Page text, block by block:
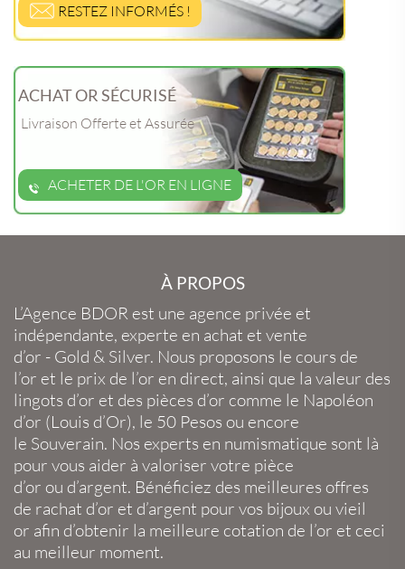
RESTEZ INFORMÉS !
ACHAT OR SÉCURISÉ
Livraison Offerte et Assurée
ACHETER DE L'OR EN LIGNE
À PROPOS
L’Agence BDOR est une agence privée et
indépendante, experte en achat et vente
d’or - Gold & Silver. Nous proposons le cours de
l’or et le prix de l’or en direct, ainsi que la valeur des
lingots d’or et des pièces d’or comme le Napoléon
d’or (Louis d’Or), le 50 Pesos ou encore
le Souverain. Nos experts en numismatique sont là
pour vous aider à valoriser votre pièce
d’or ou d’argent. Bénéficiez des meilleures offres
de rachat d’or et d’argent pour vos bijoux ou vieil
or afin d’obtenir la meilleure cotation de l’or et ceci
au meilleur moment.